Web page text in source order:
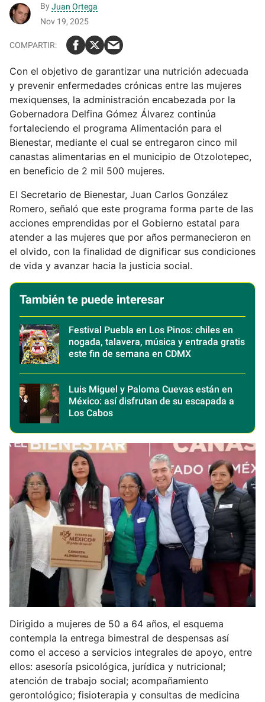
By Juan Ortega
Nov 19, 2025
Con el objetivo de garantizar una nutrición adecuada
y prevenir enfermedades crónicas entre las mujeres
mexiquenses, la administración encabezada por la
Gobernadora Delfina Gómez Álvarez continúa
fortaleciendo el programa Alimentación para el
Bienestar, mediante el cual se entregaron cinco mil
canastas alimentarias en el municipio de Otzolotepec,
en beneficio de 2 mil 500 mujeres.
El Secretario de Bienestar, Juan Carlos González
Romero, señaló que este programa forma parte de las
acciones emprendidas por el Gobierno estatal para
atender a las mujeres que por años permanecieron en
el olvido, con la finalidad de dignificar sus condiciones
de vida y avanzar hacia la justicia social.
También te puede interesar
Festival Puebla en Los Pinos: chiles en
nogada, talavera, música y entrada gratis
este fin de semana en CDMX
Luis Miguel y Paloma Cuevas están en
México: así disfrutan de su escapada a
Los Cabos
Dirigido a mujeres de 50 a 64 años, el esquema
contempla la entrega bimestral de despensas así
como el acceso a servicios integrales de apoyo, entre
ellos: asesoría psicológica, jurídica y nutricional;
atención de trabajo social; acompañamiento
gerontológico; fisioterapia y consultas de medicina